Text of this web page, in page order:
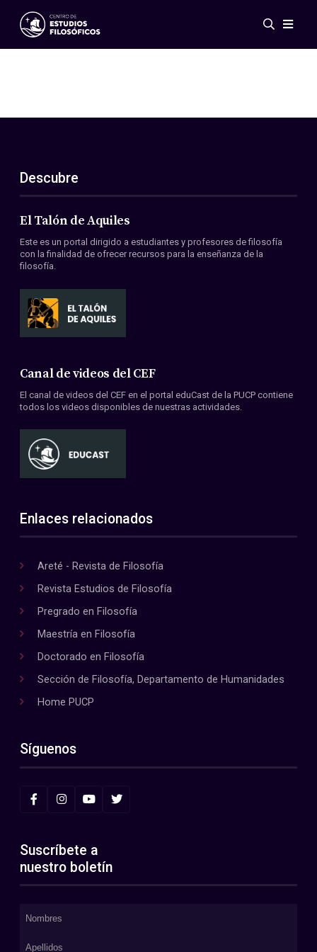
Eventos
ES
EN
Acerca de nosotros
Miembros
Convenios
Descubre
El Talón de Aquiles
Este es un portal dirigido a estudiantes y profesores de filosofía
con la finalidad de ofrecer recursos para la enseñanza de la
filosofía.
Canal de videos del CEF
El canal de videos del CEF en el portal eduCast de la PUCP contiene
todos los videos disponibles de nuestras actividades.
Enlaces relacionados
Areté - Revista de Filosofía
Revista Estudios de Filosofía
Pregrado en Filosofía
Maestría en Filosofía
Doctorado en Filosofía
Sección de Filosofía, Departamento de Humanidades
Home PUCP
Síguenos
Suscríbete a
nuestro boletín